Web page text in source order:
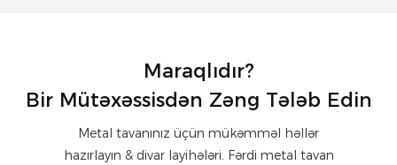
Maraqlıdır?
Bir Mütəxəssisdən Zəng Tələb Edin
Metal tavanınız üçün mükəmməl həllər
hazırlayın & divar layihələri. Fərdi metal tavan